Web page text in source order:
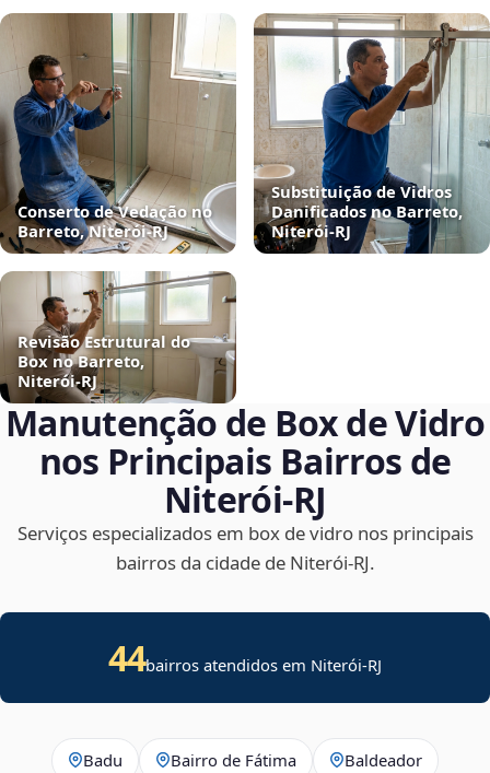
Conserto de Vedação no
Barreto, Niterói‑RJ
Substituição de Vidros
Danificados no Barreto,
Niterói‑RJ
Revisão Estrutural do
Box no Barreto,
Niterói‑RJ
Manutenção de Box de Vidro
nos Principais Bairros de
Niterói‑RJ
Serviços especializados em box de vidro nos principais
bairros da cidade de Niterói‑RJ.
44bairros atendidos em Niterói-RJ
Badu Bairro de Fátima Baldeador